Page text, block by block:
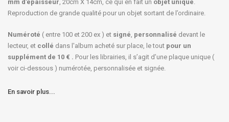
mm d’épaisseur, 20cm X 14cm, ce qui en fait un objet unique.
Reproduction de grande qualité pour un objet sortant de l’ordinaire.
Numéroté ( entre 100 et 200 ex ) et signé, personnalisé devant le
lecteur, et collé dans l'album acheté sur place, le tout pour un
supplément de 10 € . Pour les librairies, il s’agit d’une plaque unique (
voir ci-dessous ) numérotée, personnalisée et signée.
En savoir plus...